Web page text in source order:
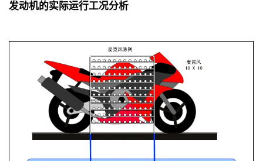
发动机的实际运行工况分析